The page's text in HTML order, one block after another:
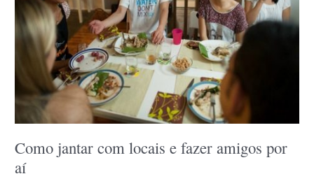
Como jantar com locais e fazer amigos por
aí